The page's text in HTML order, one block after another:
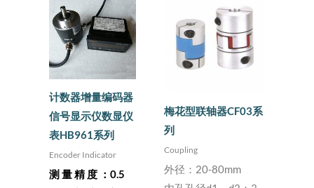
计数器增量编码器
信号显示仪数显仪
表HB961系列
Encoder Indicator
测 量 精 度 ：0.5
梅花型联轴器CF03系
列
Coupling
外径：20-80mm